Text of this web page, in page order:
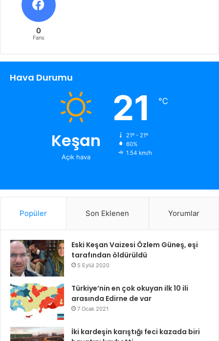
0
Fans
Hava Durumu
Keşan
Açık hava
21 ℃
21º - 21º
60%
1.54 km/h
Popüler Son Eklenen Yorumlar
Eski Keşan Vaizesi Özlem Güneş, eşi
tarafından öldürüldü
5 Eylül 2020
Türkiye’nin en çok okuyan ilk 10 ili
arasında Edirne de var
7 Ocak 2021
İki kardeşin karıştığı feci kazada biri